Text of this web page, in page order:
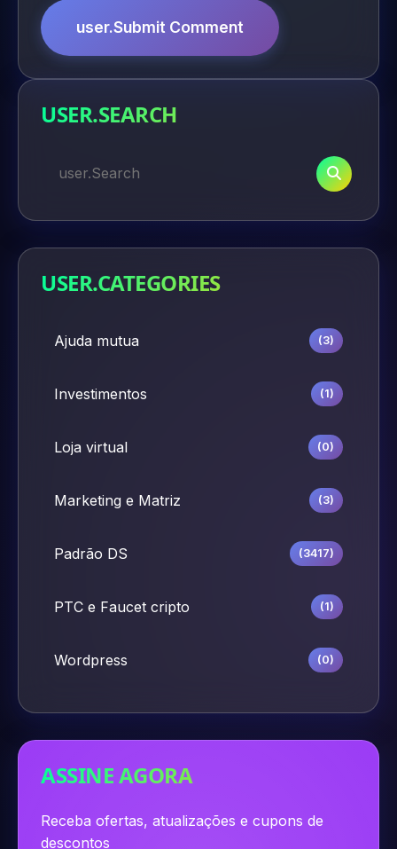
user.Submit Comment
USER.SEARCH
USER.CATEGORIES
Ajuda mutua (3)
Investimentos (1)
Loja virtual (0)
Marketing e Matriz (3)
Padrão DS (3417)
PTC e Faucet cripto (1)
Wordpress (0)
ASSINE AGORA
Receba ofertas, atualizações e cupons de
descontos